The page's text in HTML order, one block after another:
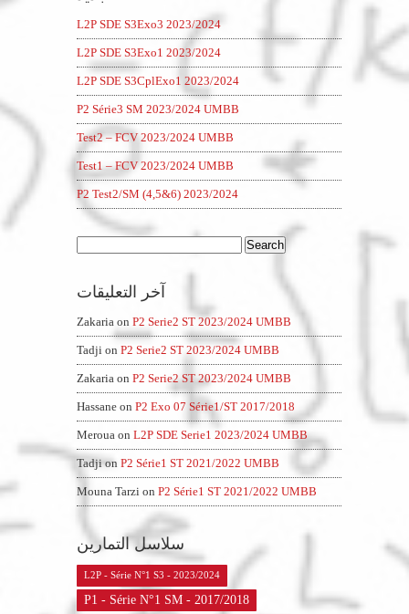
L2P SDE S3Exo3 2023/2024
L2P SDE S3Exo1 2023/2024
L2P SDE S3CplExo1 2023/2024
P2 Série3 SM 2023/2024 UMBB
Test2 – FCV 2023/2024 UMBB
Test1 – FCV 2023/2024 UMBB
P2 Test2/SM (4,5&6) 2023/2024
آخر التعليقات
Zakaria on P2 Serie2 ST 2023/2024 UMBB
Tadji on P2 Serie2 ST 2023/2024 UMBB
Zakaria on P2 Serie2 ST 2023/2024 UMBB
Hassane on P2 Exo 07 Série1/ST 2017/2018
Meroua on L2P SDE Serie1 2023/2024 UMBB
Tadji on P2 Série1 ST 2021/2022 UMBB
Mouna Tarzi on P2 Série1 ST 2021/2022 UMBB
سلاسل التمارين
L2P - Série N°1 S3 - 2023/2024
P1 - Série N°1 SM - 2017/2018